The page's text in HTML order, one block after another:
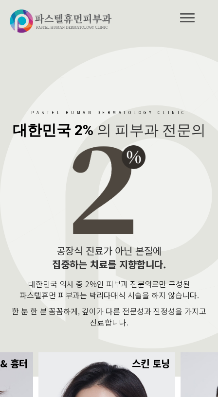
PASTEL HUMAN DERMATOLOGY CLINIC
대한민국 2% 의 피부과 전문의
공장식 진료가 아닌 본질에
집중하는 치료를 지향합니다.
대한민국 의사 중 2%인 피부과 전문의로만 구성된
파스텔휴먼 피부과는 박리다매식 시술을 하지 않습니다.
한 분 한 분 꼼꼼하게, 깊이가 다른 전문성과 진정성을 가지고
진료합니다.
흉터 스킨 토닝